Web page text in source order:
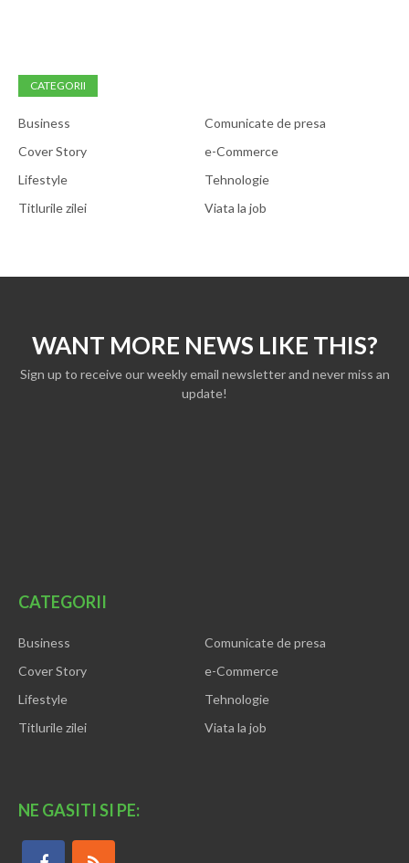
CATEGORII
Business
Comunicate de presa
Cover Story
e-Commerce
Lifestyle
Tehnologie
Titlurile zilei
Viata la job
WANT MORE NEWS LIKE THIS?
Sign up to receive our weekly email newsletter and never miss an
update!
CATEGORII
Business
Comunicate de presa
Cover Story
e-Commerce
Lifestyle
Tehnologie
Titlurile zilei
Viata la job
NE GASITI SI PE: